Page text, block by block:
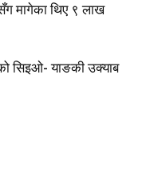
मागेका थिए ९ लाख
सिइओ- याङकी उक्याब